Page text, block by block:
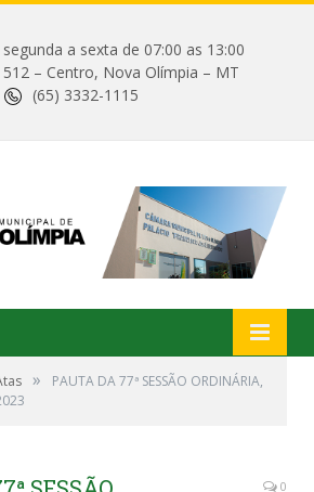
segunda a sexta de 07:00 as 13:00
512 – Centro, Nova Olímpia – MT
(65) 3332-1115
»
PAUTA DA 77ª SESSÃO ORDINÁRIA,
0